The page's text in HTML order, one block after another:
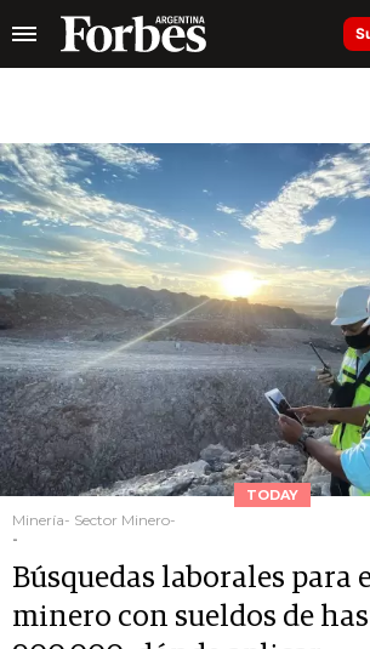
TODAY
Minería- Sector Minero-
-
Búsquedas laborales para
minero con sueldos de